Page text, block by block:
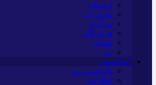
لرستان
مازندران
مرکزی
هرمزگان
همدان
یزد
*ماناسپهر
یادداشت روز
اطلاعیه